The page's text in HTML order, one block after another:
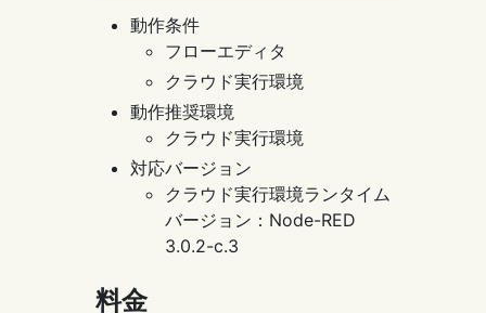
動作条件
フローエディタ
クラウド実行環境
動作推奨環境
クラウド実行環境
対応バージョン
クラウド実行環境ランタイム
バージョン：Node-RED
3.0.2-c.3
料金